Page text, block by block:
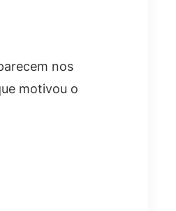
nos
motivou o